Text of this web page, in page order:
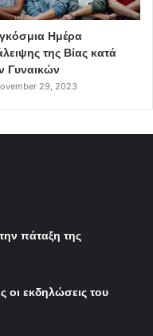
Ημέρα
της Βίας κατά
Γυναικών
29, 2023
πάταξη της
οι εκδηλώσεις του